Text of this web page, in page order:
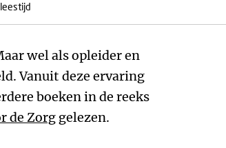
wel als opleider en
Vanuit deze ervaring
boeken in de reeks
de Zorg gelezen.